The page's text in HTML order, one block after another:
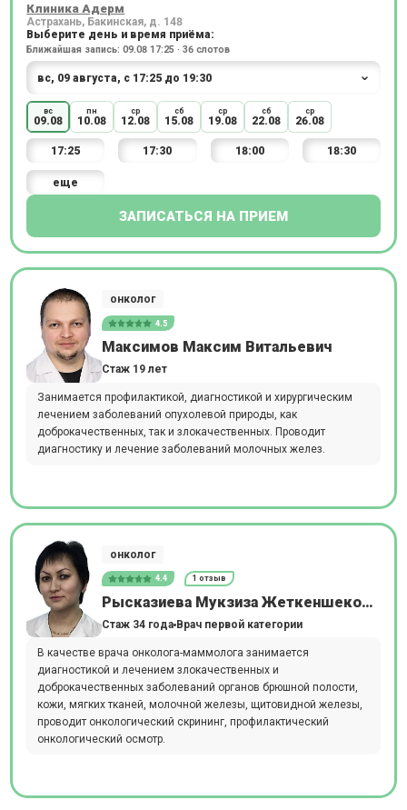
Клиника Адерм
Астрахань, Бакинская, д. 148
Выберите день и время приёма:
Ближайшая запись: 09.08 17:25 · 36 слотов
вс
09.08
пн
10.08
ср
12.08
сб
15.08
ср
19.08
сб
22.08
ср
26.08
17:25 17:30 18:00 18:30
еще
ЗАПИСАТЬСЯ НА ПРИЕМ
онколог
4.5
Максимов Максим Витальевич
Стаж 19 лет
Занимается профилактикой, диагностикой и хирургическим
лечением заболеваний опухолевой природы, как
доброкачественных, так и злокачественных. Проводит
диагностику и лечение заболеваний молочных желез.
онколог
4.4 1 отзыв
Рысказиева Мукзиза Жеткеншековна
Стаж 34 года Врач первой категории
В качестве врача онколога-маммолога занимается
диагностикой и лечением злокачественных и
доброкачественных заболеваний органов брюшной полости,
кожи, мягких тканей, молочной железы, щитовидной железы,
проводит онкологический скрининг, профилактический
онкологический осмотр.